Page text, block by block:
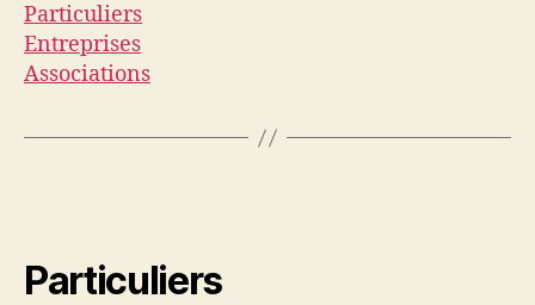
Particuliers
Entreprises
Associations
Particuliers